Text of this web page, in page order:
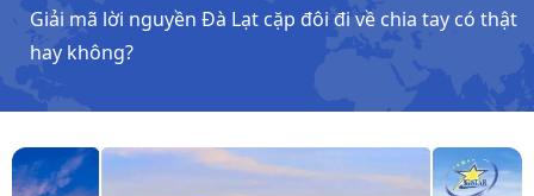
Giải mã lời nguyền Đà Lạt cặp đôi đi về chia tay có thật
hay không?